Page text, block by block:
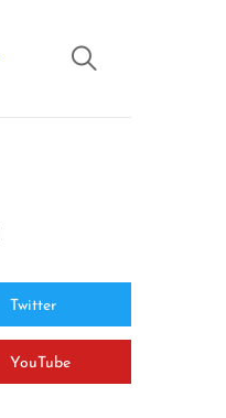
Twitter
YouTube